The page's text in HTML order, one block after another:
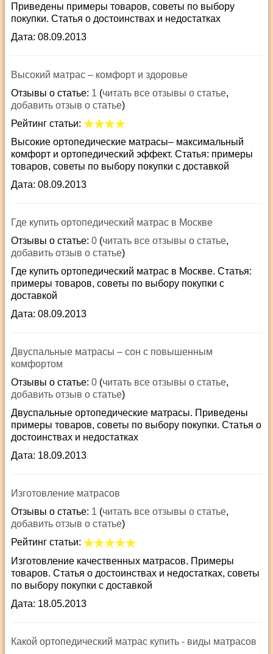
Приведены примеры товаров, советы по выбору
покупки. Статья о достоинствах и недостатках
Дата: 08.09.2013
Высокий матрас – комфорт и здоровье
Отзывы о статье: 1 (читать все отзывы о статье,
добавить отзыв о статье)
Рейтинг статьи:
Высокие ортопедические матрасы– максимальный
комфорт и ортопедический эффект. Статья: примеры
товаров, советы по выбору покупки с доставкой
Дата: 08.09.2013
Где купить ортопедический матрас в Москве
Отзывы о статье: 0 (читать все отзывы о статье,
добавить отзыв о статье)
Где купить ортопедический матрас в Москве. Статья:
примеры товаров, советы по выбору покупки с
доставкой
Дата: 08.09.2013
Двуспальные матрасы – сон с повышенным
комфортом
Отзывы о статье: 0 (читать все отзывы о статье,
добавить отзыв о статье)
Двуспальные ортопедические матрасы. Приведены
примеры товаров, советы по выбору покупки. Статья о
достоинствах и недостатках
Дата: 18.09.2013
Изготовление матрасов
Отзывы о статье: 1 (читать все отзывы о статье,
добавить отзыв о статье)
Рейтинг статьи:
Изготовление качественных матрасов. Примеры
товаров. Статья о достоинствах и недостатках, советы
по выбору покупки с доставкой
Дата: 18.05.2013
Какой ортопедический матрас купить - виды матрасов